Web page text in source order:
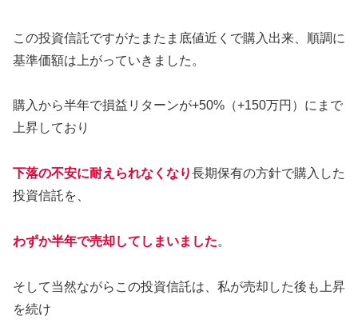
この投資信託ですがたまたま底値近くで購入出来、順調に
基準価額は上がっていきました。
購入から半年で損益リターンが+50%（+150万円）にまで
上昇しており
下落の不安に耐えられなくなり長期保有の方針で購入した
投資信託を、
わずか半年で売却してしまいました。
そして当然ながらこの投資信託は、私が売却した後も上昇
を続け